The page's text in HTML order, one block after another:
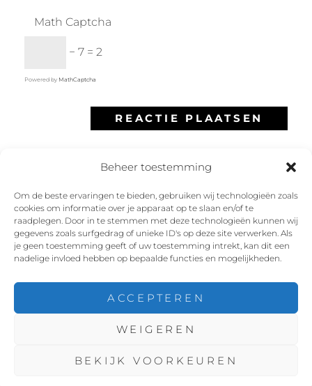
Beheer toestemming
Om de beste ervaringen te bieden, gebruiken wij technologieën zoals
cookies om informatie over je apparaat op te slaan en/of te
raadplegen. Door in te stemmen met deze technologieën kunnen wij
gegevens zoals surfgedrag of unieke ID's op deze site verwerken. Als
je geen toestemming geeft of uw toestemming intrekt, kan dit een
nadelige invloed hebben op bepaalde functies en mogelijkheden.
ACCEPTEREN
WEIGEREN
BEKIJK VOORKEUREN
Math Captcha
− 7 = 2
Powered by MathCaptcha
Facebook
Instagram
Twitter
YouTube
COPYRIGHT © 2026ROX THE ROXETTE TRIBUTE